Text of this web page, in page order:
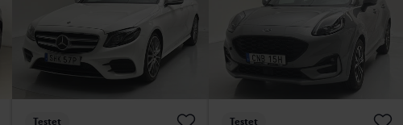
Testet Testet